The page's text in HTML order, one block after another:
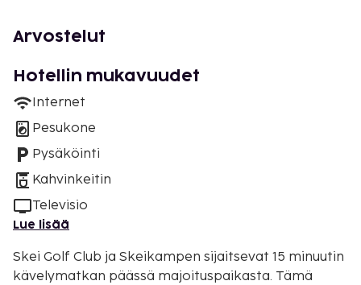
Arvostelut
Hotellin mukavuudet
Internet
Pesukone
Pysäköinti
Kahvinkeitin
Televisio
Lue lisää
Skei Golf Club ja Skeikampen sijaitsevat 15 minuutin
kävelymatkan päässä majoituspaikasta. Tämä